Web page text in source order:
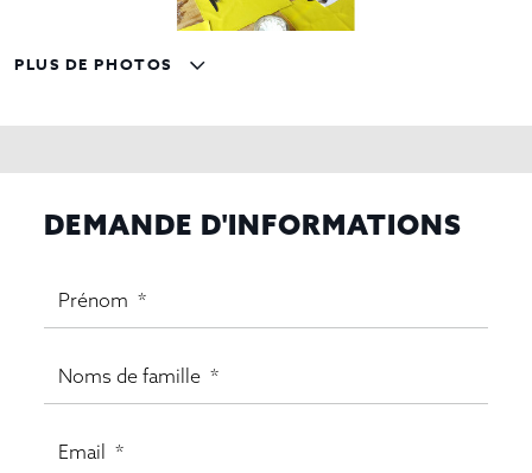
PLUS DE PHOTOS
DEMANDE D'INFORMATIONS